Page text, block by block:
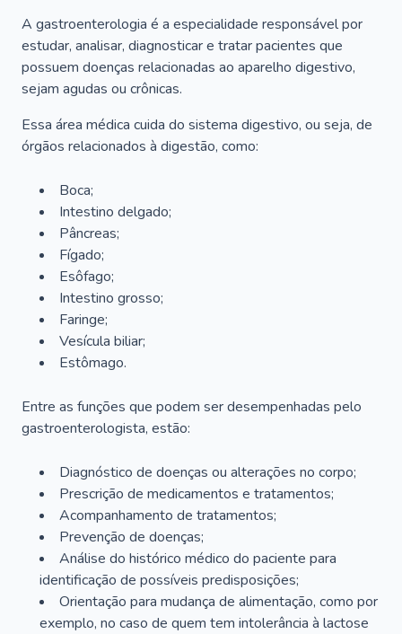
A gastroenterologia é a especialidade responsável por
estudar, analisar, diagnosticar e tratar pacientes que
possuem doenças relacionadas ao aparelho digestivo,
sejam agudas ou crônicas.
Essa área médica cuida do sistema digestivo, ou seja, de
órgãos relacionados à digestão, como:
Boca;
Intestino delgado;
Pâncreas;
Fígado;
Esôfago;
Intestino grosso;
Faringe;
Vesícula biliar;
Estômago.
Entre as funções que podem ser desempenhadas pelo
gastroenterologista, estão:
Diagnóstico de doenças ou alterações no corpo;
Prescrição de medicamentos e tratamentos;
Acompanhamento de tratamentos;
Prevenção de doenças;
Análise do histórico médico do paciente para
identificação de possíveis predisposições;
Orientação para mudança de alimentação, como por
exemplo, no caso de quem tem intolerância à lactose